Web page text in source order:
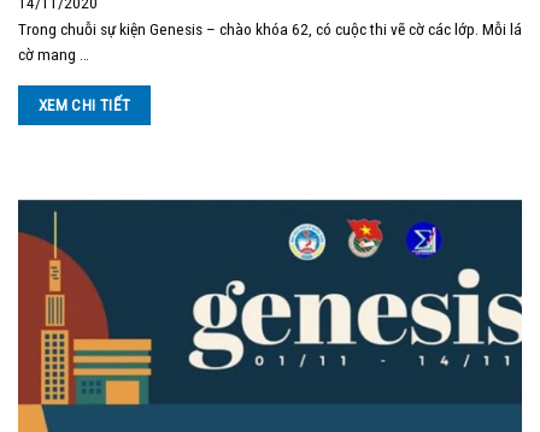
Trong chuỗi sự kiện Genesis – chào khóa 62, có cuộc thi vẽ cờ các lớp. Mỗi lá
cờ mang …
XEM CHI TIẾT